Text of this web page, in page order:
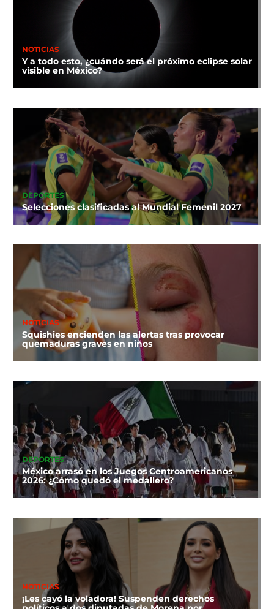
NOTICIAS
Y a todo esto, ¿cuándo será el próximo eclipse solar
visible en México?
DEPORTES
Selecciones clasificadas al Mundial Femenil 2027
NOTICIAS
Squishies encienden las alertas tras provocar
quemaduras graves en niños
DEPORTES
México arrasó en los Juegos Centroamericanos
2026: ¿Cómo quedó el medallero?
NOTICIAS
¡Les cayó la voladora! Suspenden derechos